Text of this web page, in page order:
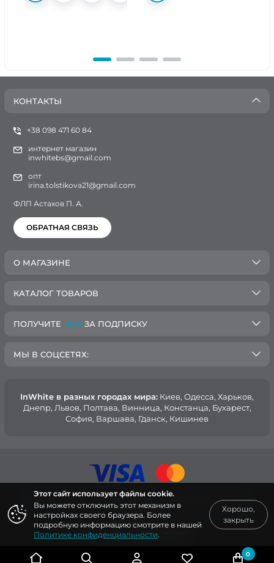
0
КОНТАКТЫ
+38 098 471 60 84
интернет магазин
inwhitebs@gmail.com
опт
irina.tolstikova21@gmail.com
ФЛП Астахов П. А.
ОБРАТНАЯ СВЯЗЬ
О МАГАЗИНЕ
КАТАЛОГ ТОВАРОВ
ПОЛУЧИТЕ -10% ЗА ПОДПИСКУ
МЫ В СОЦСЕТЯХ:
InWhite в разных городах мира: Киев, Oдесса, Харьков,
Днепр, Львов, Полтава, Винница, Констанца, Бухарест,
София, Варшава, Гданск, Кишинев
© 2015 — 2026, Интернет-магазин медицинской одежды
InWhite.
Сайт создан вSago Group
Этот сайт использует файлы cookie.
Вы можете отключить этот механизм в
настройках своего браузера. Более
подробную информацию смотрите в нашей
Политике конфиденциальности.
Хорошо,
закрыть